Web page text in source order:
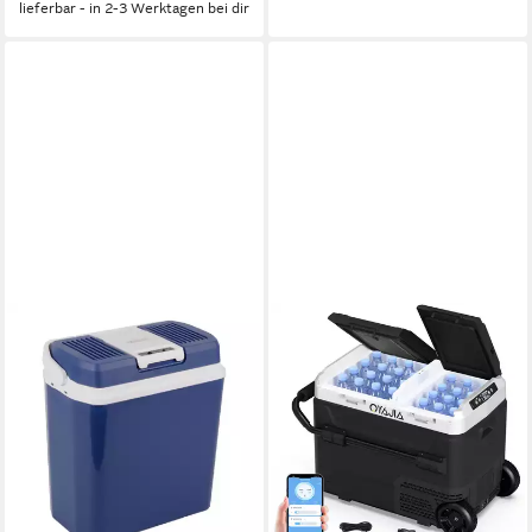
lieferbar - in 2-3 Werktagen bei dir